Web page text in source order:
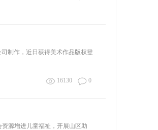
制作，近日获得美术作品版权登
16130 0
源增进儿童福祉，开展山区助